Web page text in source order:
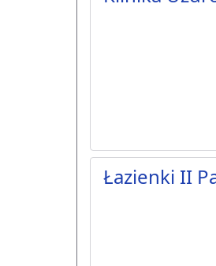
Łazienki II